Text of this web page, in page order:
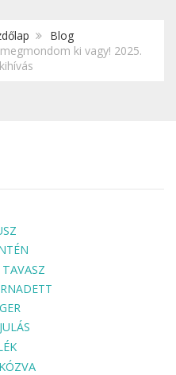
Blog
ki vagy! 2025.